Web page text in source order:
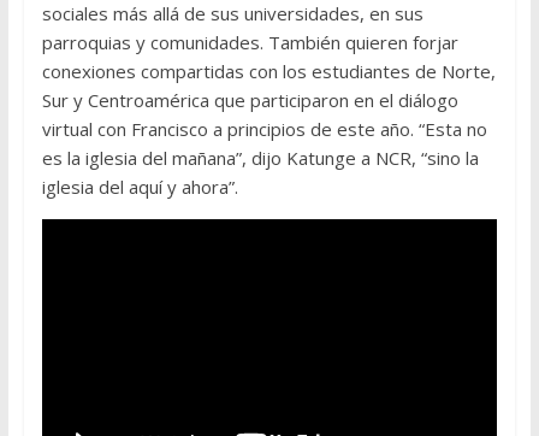
sociales más allá de sus universidades, en sus
parroquias y comunidades. También quieren forjar
conexiones compartidas con los estudiantes de Norte,
Sur y Centroamérica que participaron en el diálogo
virtual con Francisco a principios de este año. “Esta no
es la iglesia del mañana”, dijo Katunge a NCR, “sino la
iglesia del aquí y ahora”.